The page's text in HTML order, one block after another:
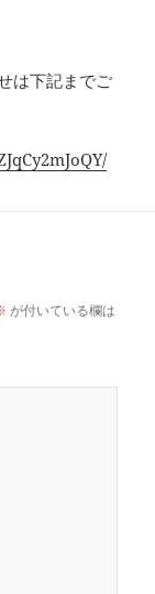
は下記までご
が付いている欄は